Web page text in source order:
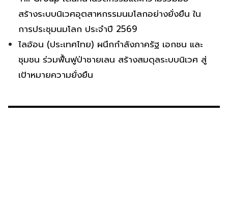
สร้างระบบนิเวศอุตสาหกรรมนมโลกอย่างยั่งยืน ใน
การประชุมนมโลก ประจำปี 2569
ไลอ้อน (ประเทศไทย) ผนึกกำลังภาครัฐ เอกชน และ
ชุมชน ร่วมฟื้นฟูป่าชายเลน สร้างสมดุลระบบนิเวศ สู่
เป้าหมายความยั่งยืน